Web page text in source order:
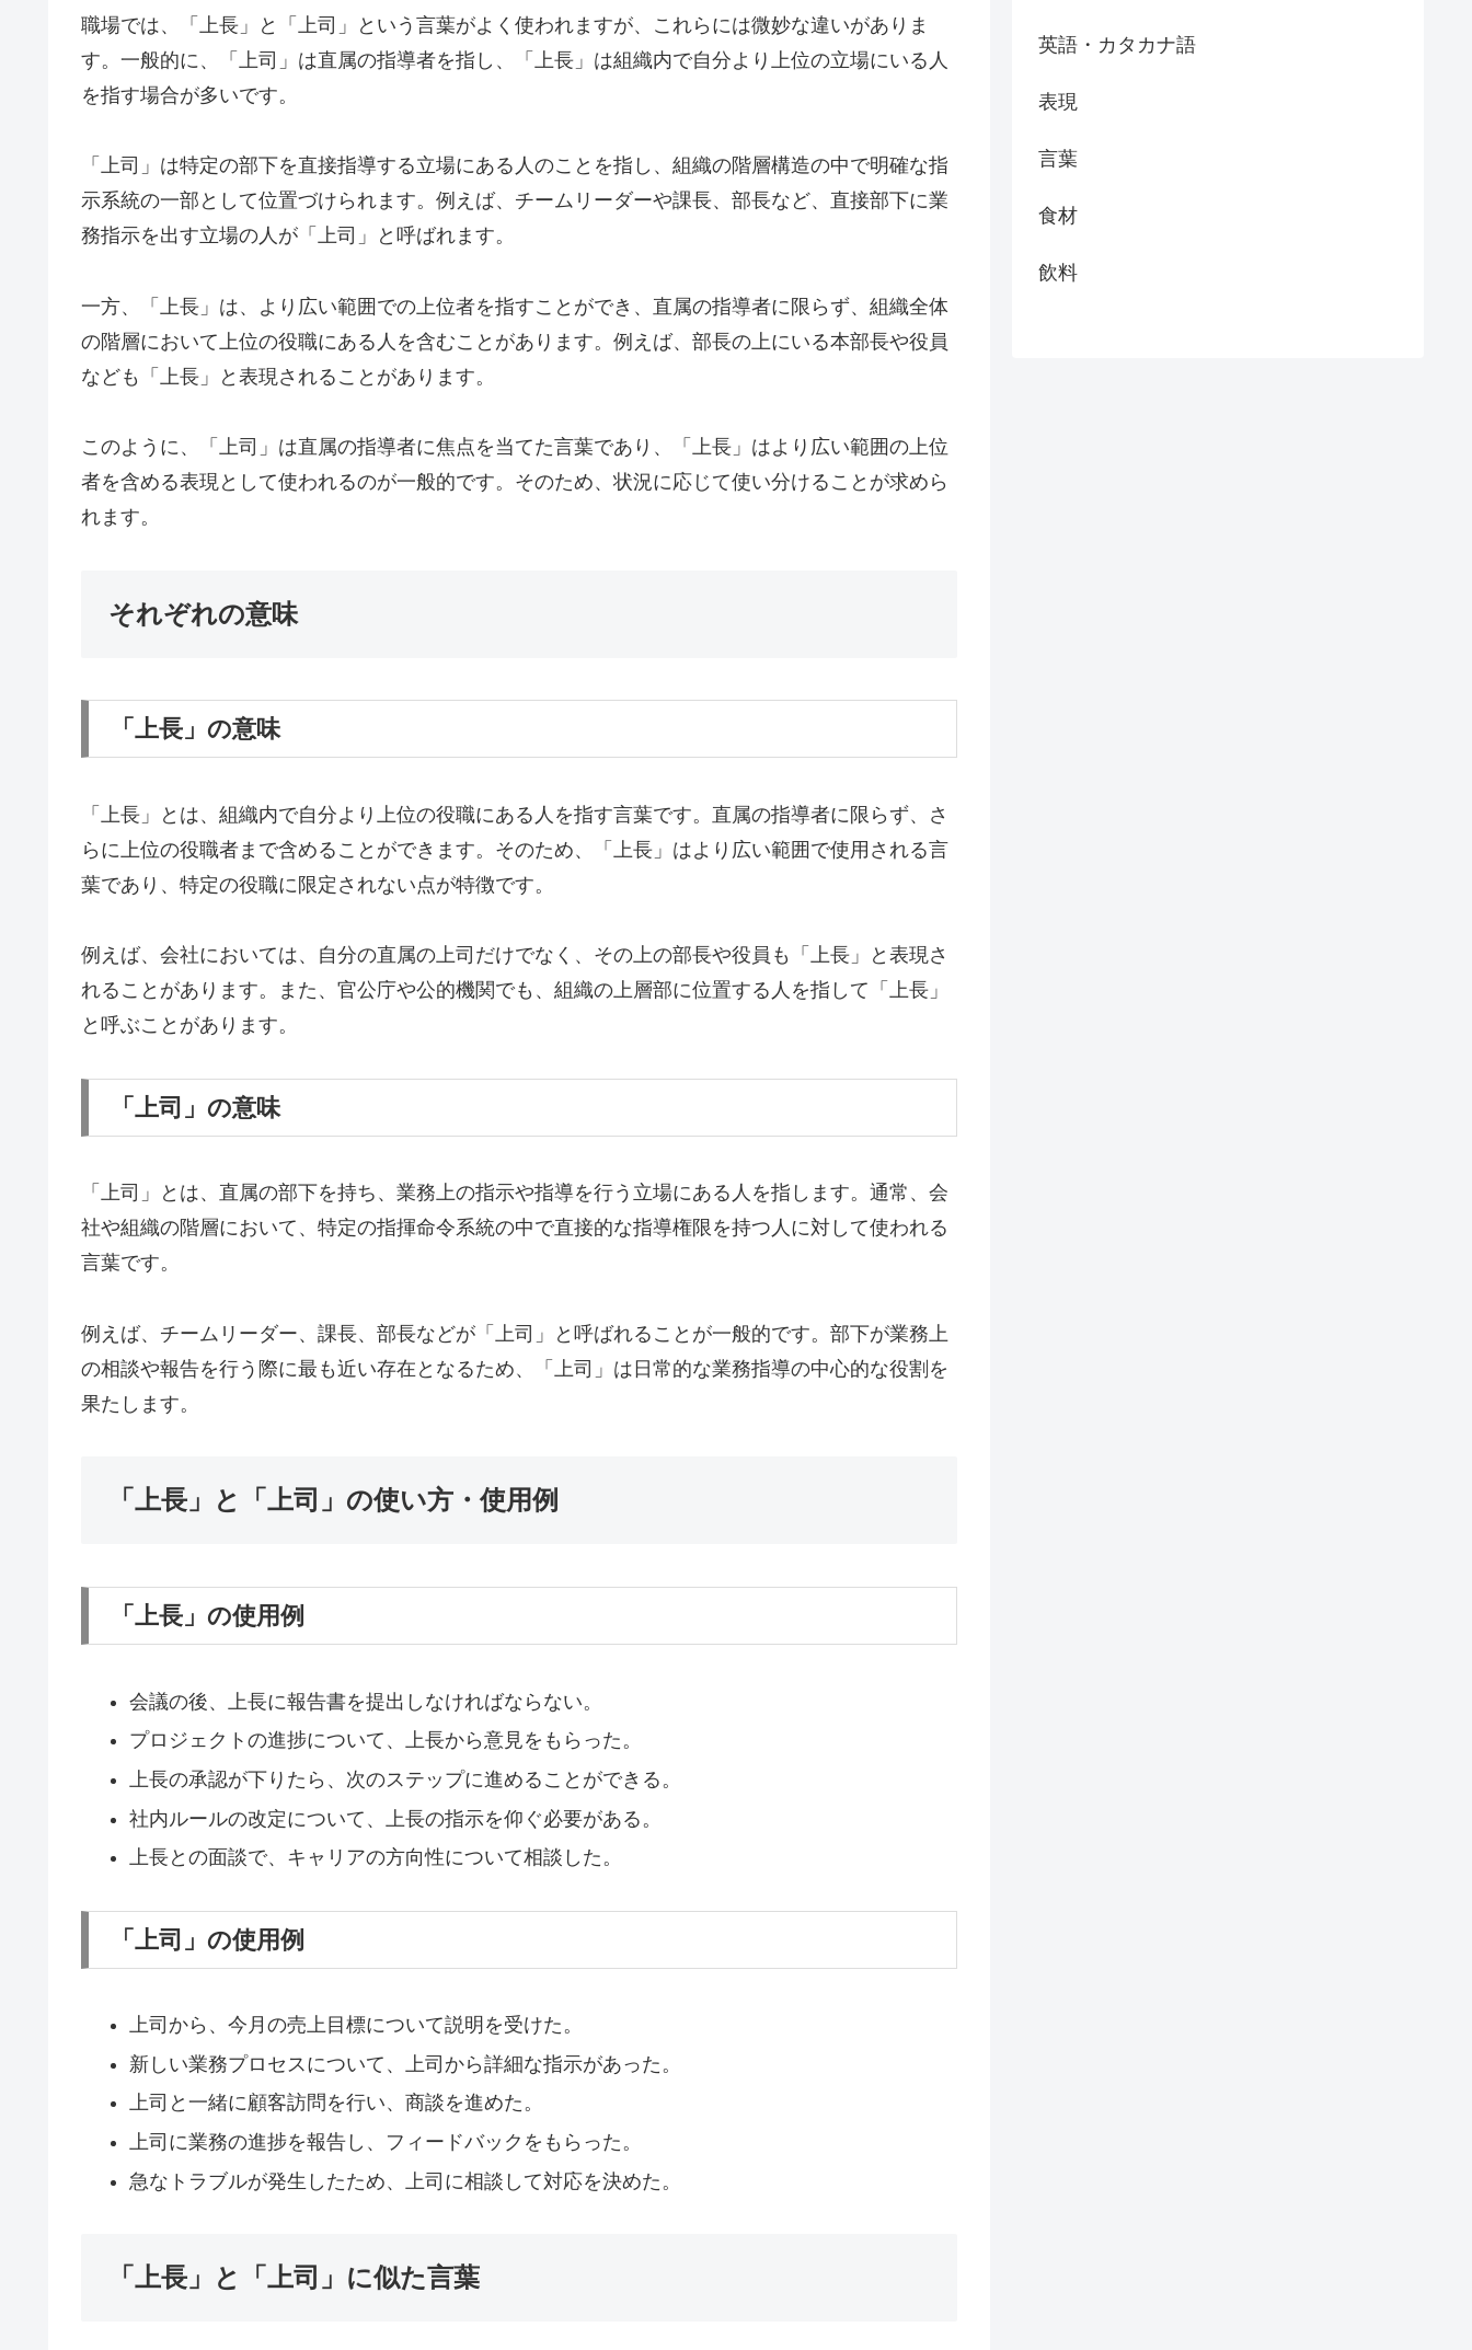
職場では、「上長」と「上司」という言葉がよく使われますが、これらには微妙な違いがありま
す。一般的に、「上司」は直属の指導者を指し、「上長」は組織内で自分より上位の立場にいる人
を指す場合が多いです。
「上司」は特定の部下を直接指導する立場にある人のことを指し、組織の階層構造の中で明確な指
示系統の一部として位置づけられます。例えば、チームリーダーや課長、部長など、直接部下に業
務指示を出す立場の人が「上司」と呼ばれます。
一方、「上長」は、より広い範囲での上位者を指すことができ、直属の指導者に限らず、組織全体
の階層において上位の役職にある人を含むことがあります。例えば、部長の上にいる本部長や役員
なども「上長」と表現されることがあります。
このように、「上司」は直属の指導者に焦点を当てた言葉であり、「上長」はより広い範囲の上位
者を含める表現として使われるのが一般的です。そのため、状況に応じて使い分けることが求めら
れます。
それぞれの意味
「上長」の意味
「上長」とは、組織内で自分より上位の役職にある人を指す言葉です。直属の指導者に限らず、さ
らに上位の役職者まで含めることができます。そのため、「上長」はより広い範囲で使用される言
葉であり、特定の役職に限定されない点が特徴です。
例えば、会社においては、自分の直属の上司だけでなく、その上の部長や役員も「上長」と表現さ
れることがあります。また、官公庁や公的機関でも、組織の上層部に位置する人を指して「上長」
と呼ぶことがあります。
「上司」の意味
「上司」とは、直属の部下を持ち、業務上の指示や指導を行う立場にある人を指します。通常、会
社や組織の階層において、特定の指揮命令系統の中で直接的な指導権限を持つ人に対して使われる
言葉です。
例えば、チームリーダー、課長、部長などが「上司」と呼ばれることが一般的です。部下が業務上
の相談や報告を行う際に最も近い存在となるため、「上司」は日常的な業務指導の中心的な役割を
果たします。
「上長」と「上司」の使い方・使用例
「上長」の使用例
会議の後、上長に報告書を提出しなければならない。
プロジェクトの進捗について、上長から意見をもらった。
上長の承認が下りたら、次のステップに進めることができる。
社内ルールの改定について、上長の指示を仰ぐ必要がある。
上長との面談で、キャリアの方向性について相談した。
「上司」の使用例
上司から、今月の売上目標について説明を受けた。
新しい業務プロセスについて、上司から詳細な指示があった。
上司と一緒に顧客訪問を行い、商談を進めた。
上司に業務の進捗を報告し、フィードバックをもらった。
急なトラブルが発生したため、上司に相談して対応を決めた。
「上長」と「上司」に似た言葉
英語・カタカナ語
表現
言葉
食材
飲料